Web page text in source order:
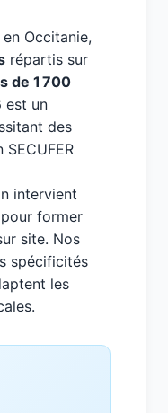
Occitanie,
répartis sur
de 1 700
est un
des
intervient
former
site. Nos
spécificités
les